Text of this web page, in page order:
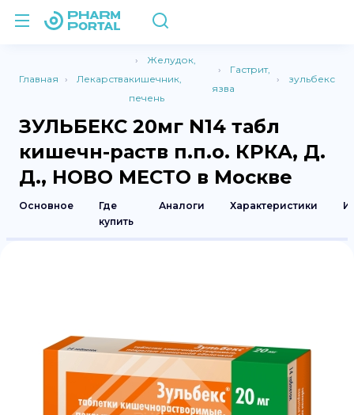
Главная Лекарства
Желудок,
кишечник,
печень
Гастрит,
язва
зульбекс
ЗУЛЬБЕКС 20мг N14 табл
кишечн-раств п.п.о. КРКА, Д.
Д., НОВО МЕСТО в Москве
Основное
Где
купить
Аналоги Характеристики